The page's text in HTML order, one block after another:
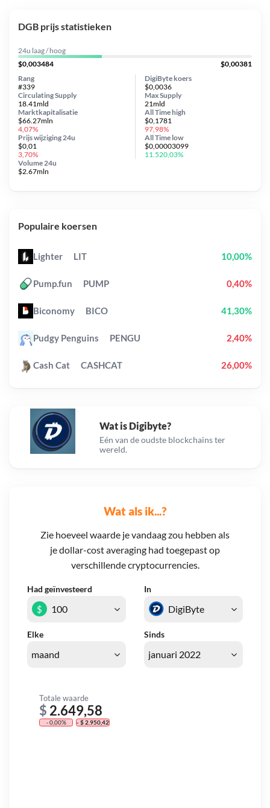
Wat is Digibyte?
Eén van de oudste blockchains ter
wereld.
Wat als ik...?
Zie hoeveel waarde je vandaag zou hebben als
je dollar-cost averaging had toegepast op
verschillende cryptocurrencies.
Had geïnvesteerd In
Elke Sinds
$
Totale waarde
$ 2.649,58
- 0,00% - $ 2.950,42
DGB prijs statistieken
24u laag / hoog
$0,003484
$0,00381
DigiByte koers
$0,0036
Circulating Supply
18.41mld
Prijs wijziging 24u
$0,01
3,70%
Max Supply
21mld
Marktkapitalisatie
$66.27mln
4,07%
Volume 24u
$2.67mln
Rang
#339
All Timehigh
$0,1781
97,98%
All Time low
$0,00003099
11.520,03%
Populaire koersen
Lighter LIT 10,00%
Pump.fun PUMP 0,40%
Biconomy BICO 41,30%
Pudgy Penguins PENGU 2,40%
Cash Cat CASHCAT 26,00%